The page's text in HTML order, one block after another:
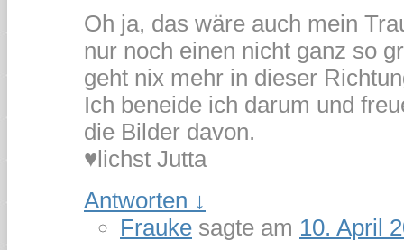
Oh ja, das wäre auch mein
nur noch einen nicht ganz so
geht nix mehr in dieser
Ich beneide ich darum und
die Bilder davon.
♥lichst Jutta
Antworten ↓
Frauke sagte am 10. April